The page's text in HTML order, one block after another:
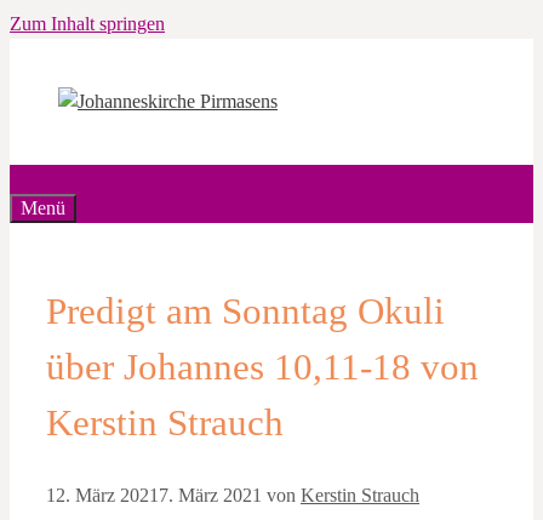
Zum Inhalt springen
Menü
Predigt am Sonntag Okuli
über Johannes 10,11-18 von
Kerstin Strauch
12. März 20217. März 2021 von Kerstin Strauch